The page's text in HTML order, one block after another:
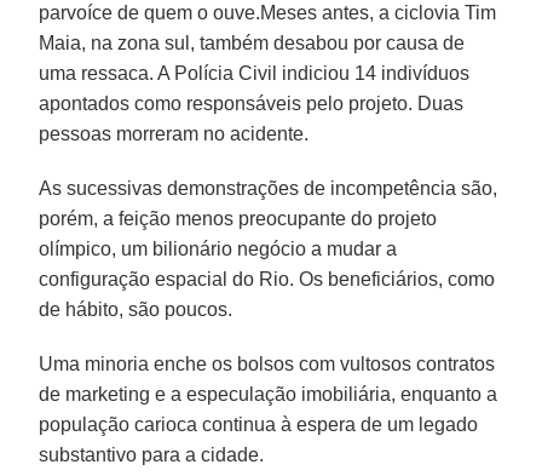
parvoíce de quem o ouve.Meses antes, a ciclovia Tim
Maia, na zona sul, também desabou por causa de
uma ressaca. A Polícia Civil indiciou 14 indivíduos
apontados como responsáveis pelo projeto. Duas
pessoas morreram no acidente.
As sucessivas demonstrações de incompetência são,
porém, a feição menos preocupante do projeto
olímpico, um bilionário negócio a mudar a
configuração espacial do Rio. Os beneficiários, como
de hábito, são poucos.
Uma minoria enche os bolsos com vultosos contratos
de marketing e a especulação imobiliária, enquanto a
população carioca continua à espera de um legado
substantivo para a cidade.